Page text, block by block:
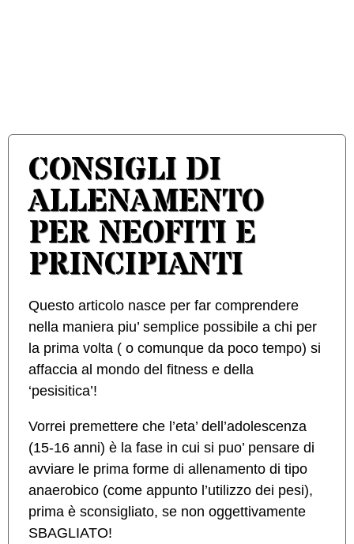
CONSIGLI DI
ALLENAMENTO
PER NEOFITI E
PRINCIPIANTI
Questo articolo nasce per far comprendere
nella maniera piu’ semplice possibile a chi per
la prima volta ( o comunque da poco tempo) si
affaccia al mondo del fitness e della
‘pesisitica’!
Vorrei premettere che l’eta’ dell’adolescenza
(15-16 anni) è la fase in cui si puo’ pensare di
avviare le prima forme di allenamento di tipo
anaerobico (come appunto l’utilizzo dei pesi),
prima è sconsigliato, se non oggettivamente
SBAGLIATO!